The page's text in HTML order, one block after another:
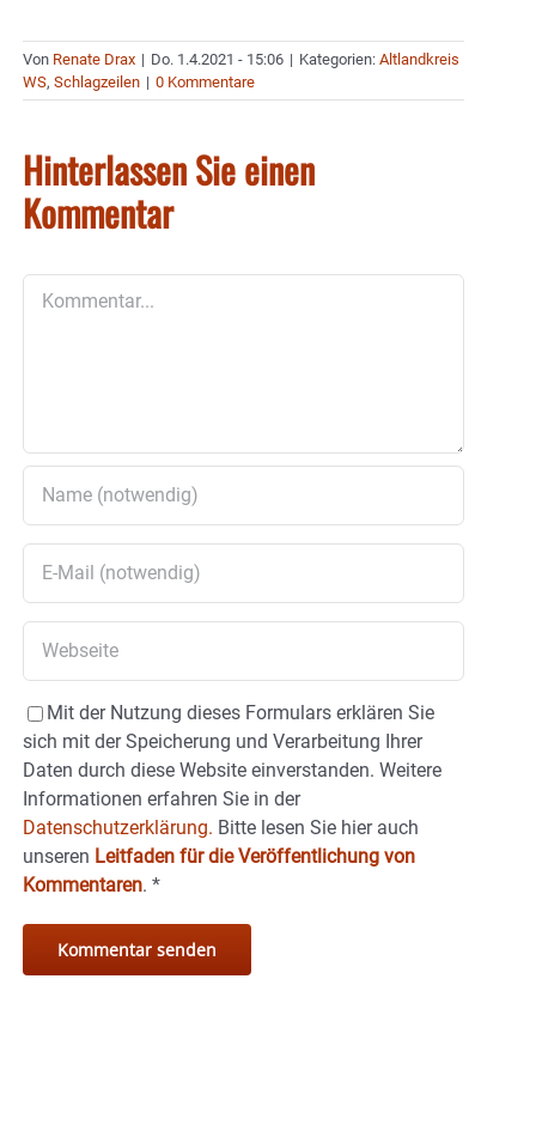
Von Renate Drax | Do. 1.4.2021 - 15:06 | Kategorien: Altlandkreis
WS, Schlagzeilen | 0 Kommentare
Hinterlassen Sie einen
Kommentar
Mit der Nutzung dieses Formulars erklären Sie
sich mit der Speicherung und Verarbeitung Ihrer
Daten durch diese Website einverstanden. Weitere
Informationen erfahren Sie in der
Datenschutzerklärung. Bitte lesen Sie hier auch
unseren Leitfaden für die Veröffentlichung von
Kommentaren. *